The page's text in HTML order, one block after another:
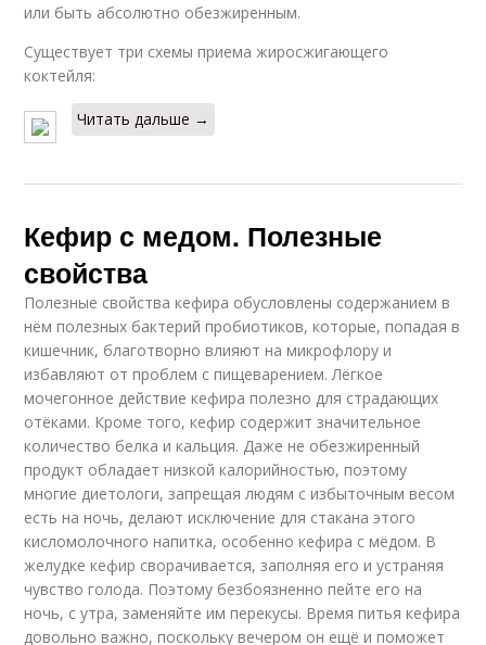
или быть абсолютно обезжиренным.
Существует три схемы приема жиросжигающего
коктейля:
Читать дальше →
Кефир с медом. Полезные
свойства
Полезные свойства кефира обусловлены содержанием в
нём полезных бактерий пробиотиков, которые, попадая в
кишечник, благотворно влияют на микрофлору и
избавляют от проблем с пищеварением. Лёгкое
мочегонное действие кефира полезно для страдающих
отёками. Кроме того, кефир содержит значительное
количество белка и кальция. Даже не обезжиренный
продукт обладает низкой калорийностью, поэтому
многие диетологи, запрещая людям с избыточным весом
есть на ночь, делают исключение для стакана этого
кисломолочного напитка, особенно кефира с мёдом. В
желудке кефир сворачивается, заполняя его и устраняя
чувство голода. Поэтому безбоязненно пейте его на
ночь, с утра, заменяйте им перекусы. Время питья кефира
довольно важно, поскольку вечером он ещё и поможет